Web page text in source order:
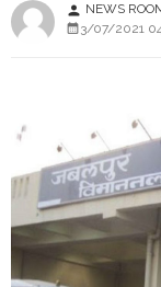
person NEWS
3/07/2021